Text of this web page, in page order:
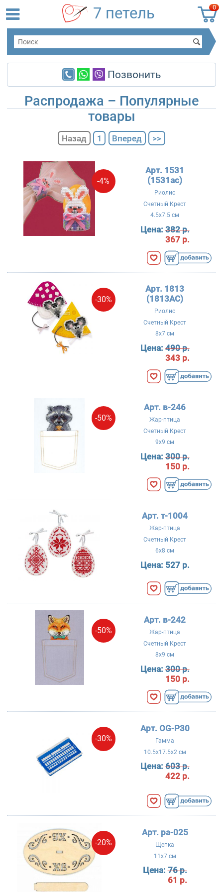
0
7 петель
Позвонить
Распродажа – Популярные
товары
Назад 1 Вперед >>
-4%
Арт. 1531
(1531ac)
Риолис
Счетный Крест
4.5x7.5 см
Цена:382 р.
367 р.
-30%
Арт. 1813
(1813AC)
Риолис
Счетный Крест
8x7 см
Цена:490 р.
343 р.
-50%
Арт. в-246
Жар-птица
Счетный Крест
9x9 см
Цена:300 р.
150 р.
Арт. т-1004
Жар-птица
Счетный Крест
6x8 см
Цена: 527 р.
-50%
Арт. в-242
Жар-птица
Счетный Крест
8x9 см
Цена:300 р.
150 р.
-30%
Арт. OG-P30
Гамма
10.5x17.5x2 см
Цена:603 р.
422 р.
-20%
Арт. ра-025
Щепка
11x7 см
Цена:76 р.
61 р.